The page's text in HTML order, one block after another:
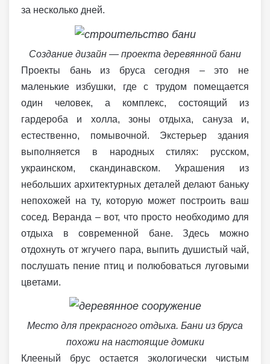
за несколько дней.
Создание дизайн — проекта деревянной бани
Проекты бань из бруса сегодня – это не
маленькие избушки, где с трудом помещается
один человек, а комплекс, состоящий из
гардероба и холла, зоны отдыха, сануза и,
естественно, помывочной. Экстерьер здания
выполняется в народных стилях: русском,
украинском, скандинавском. Украшения из
небольших архитектурных деталей делают баньку
непохожей на ту, которую может построить ваш
сосед. Веранда – вот, что просто необходимо для
отдыха в современной бане. Здесь можно
отдохнуть от жгучего пара, выпить душистый чай,
послушать пение птиц и полюбоваться луговыми
цветами.
Место для прекрасного отдыха. Бани из бруса
похожи на настоящие домики
Клееный брус остается экологически чистым